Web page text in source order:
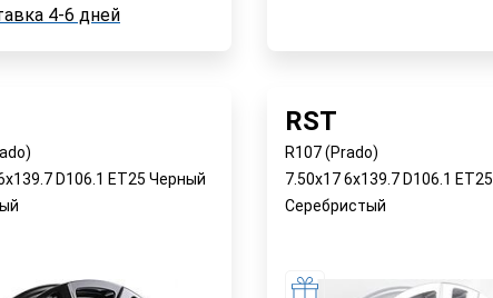
В корзину
>12 шт.4-6 дней
D106.1 ET25 Черный
RST
R107 (Prado)
7.50x17 6x139.7 D106.1 ET25
Серебристый